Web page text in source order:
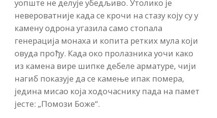
уопште не делује убедљиво. Утолико је
невероватније када се крочи на стазу коју су у
камену одрона угазила само стопала
генерација монаха и копита ретких мула који
овуда прођу. Када око пролазника уочи како
из камена вире шипке дебеле арматуре, чији
нагиб показује да се камење ипак помера,
једина мисао која ходочаснику пада на памет
јесте: „Помози Боже“.